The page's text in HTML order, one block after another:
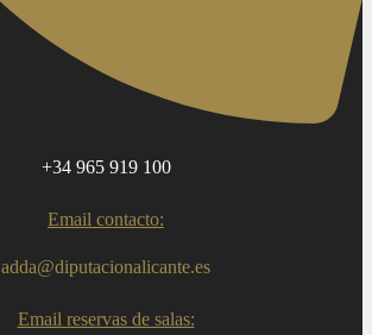
+34 965 919 100
Email contacto:
adda@diputacionalicante.es
Email reservas de salas: